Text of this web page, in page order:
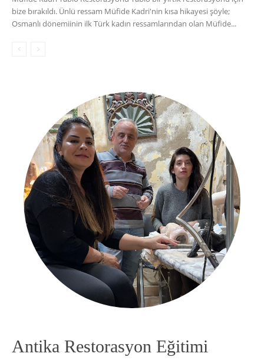
bize bırakıldı. Ünlü ressam Müfide Kadri'nin kısa hikayesi şöyle;
Osmanlı dönemiinin ilk Türk kadın ressamlarından olan Müfide...
Antika Restorasyon Eğitimi